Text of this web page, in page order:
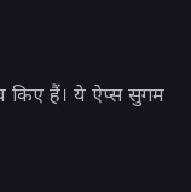
किए हैं। ये ऐप्स सुगम